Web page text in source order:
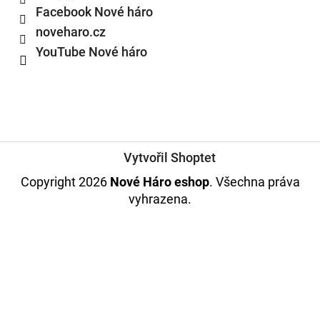
Facebook Nové háro
noveharo.cz
YouTube Nové háro
Vytvořil Shoptet
Copyright 2026 Nové Háro eshop. Všechna práva
vyhrazena.